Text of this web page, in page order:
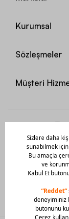
Kurumsal
Sözleşmeler
Müşteri